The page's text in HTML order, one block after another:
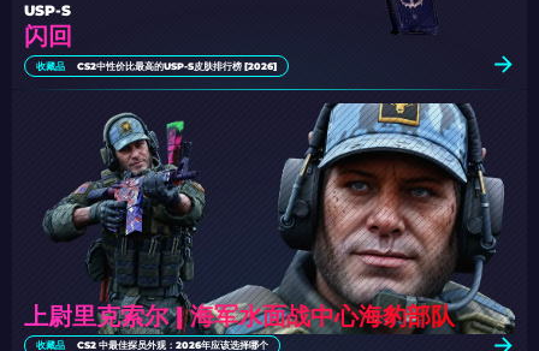
闪回
USP-S
收藏品 CS2中性价比最高的USP-S皮肤排行榜 [2026]
上尉里克索尔 | 海军水面战中心海豹部队
收藏品 CS2 中最佳探员外观：2026年应该选择哪个